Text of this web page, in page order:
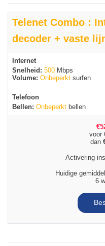
Telenet Combo :
decoder + vaste
Internet
Snelheid: 500 Mbps
Volume: Onbeperkt surfen
Telefoon
Bellen: Onbeperkt bellen
€
voor
dan
Activering
Huidige
6